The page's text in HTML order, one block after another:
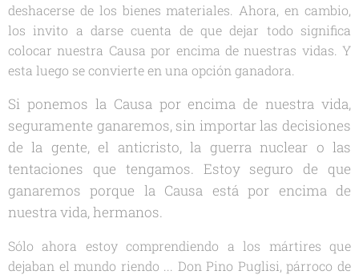
deshacerse de los bienes materiales. Ahora, en cambio,
los invito a darse cuenta de que dejar todo significa
colocar nuestra Causa por encima de nuestras vidas. Y
esta luego se convierte en una opción ganadora.
Si ponemos la Causa por encima de nuestra vida,
seguramente ganaremos, sin importar las decisiones
de la gente, el anticristo, la guerra nuclear o las
tentaciones que tengamos. Estoy seguro de que
ganaremos porque la Causa está por encima de
nuestra vida, hermanos.
Sólo ahora estoy comprendiendo a los mártires que
dejaban el mundo riendo ... Don Pino Puglisi, párroco de